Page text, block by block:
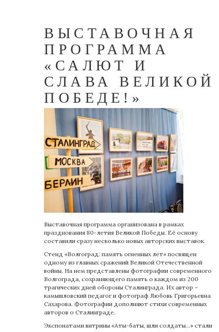
ВЫСТАВОЧНАЯ
ПРОГРАММА
«САЛЮТ И
СЛАВА ВЕЛИКОЙ
ПОБЕДЕ!»
Выставочная программа организована в рамках
празднования 80-летия Великой Победы. Её основу
составили сразу несколько новых авторских выставок.
Стенд «Волгоград: память огненных лет» посвящен
одному из главных сражений Великой Отечественной
войны. На нем представлены фотографии современного
Волгограда, сохраняющего память о каждом из 200
трагических дней обороны Сталинграда. Их автор –
камышловский педагог и фотограф Любовь Григорьевна
Сахарова. Фотографии дополняют стихи современных
авторов о Сталинграде.
Экспонатами витрины «Аты-баты, шли солдаты…» стали